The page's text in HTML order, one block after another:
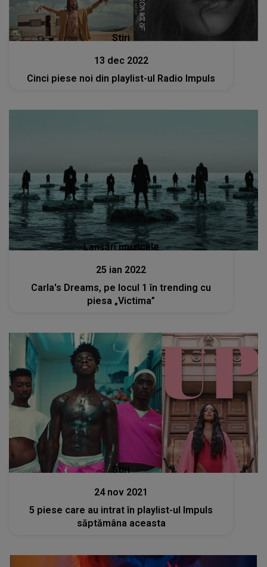
Stiri
13 dec 2022
Cinci piese noi din playlist-ul Radio Impuls
Lansări muzicale
25 ian 2022
Carla's Dreams, pe locul 1 în trending cu
piesa „Victima”
Stiri
24 nov 2021
5 piese care au intrat în playlist-ul Impuls
săptămâna aceasta